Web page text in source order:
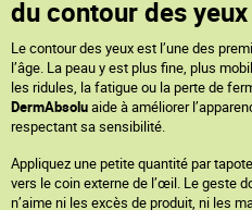
du contour des yeux
Le contour des yeux est l’une des
l’âge. La peau y est plus fine, plus
les ridules, la fatigue ou la perte de
DermAbsoluaide à améliorer
respectant sa sensibilité.
Appliquez une petite quantité par
vers le coin externe de l’œil. Le geste
n’aime ni les excès de produit, ni les